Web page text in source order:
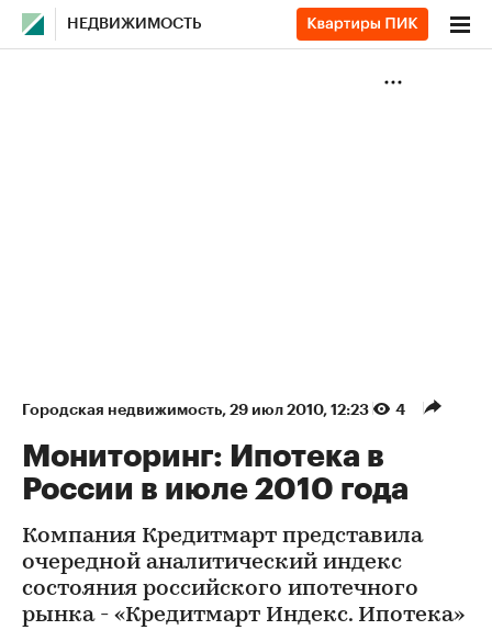
НЕДВИЖИМОСТЬ
Городская недвижимость⁠, 29 июл 2010, 12:23 4
Мониторинг: Ипотека в
России в июле 2010 года
Компания Кредитмарт представила
очередной аналитический индекс
состояния российского ипотечного
рынка - «Кредитмарт Индекс. Ипотека»